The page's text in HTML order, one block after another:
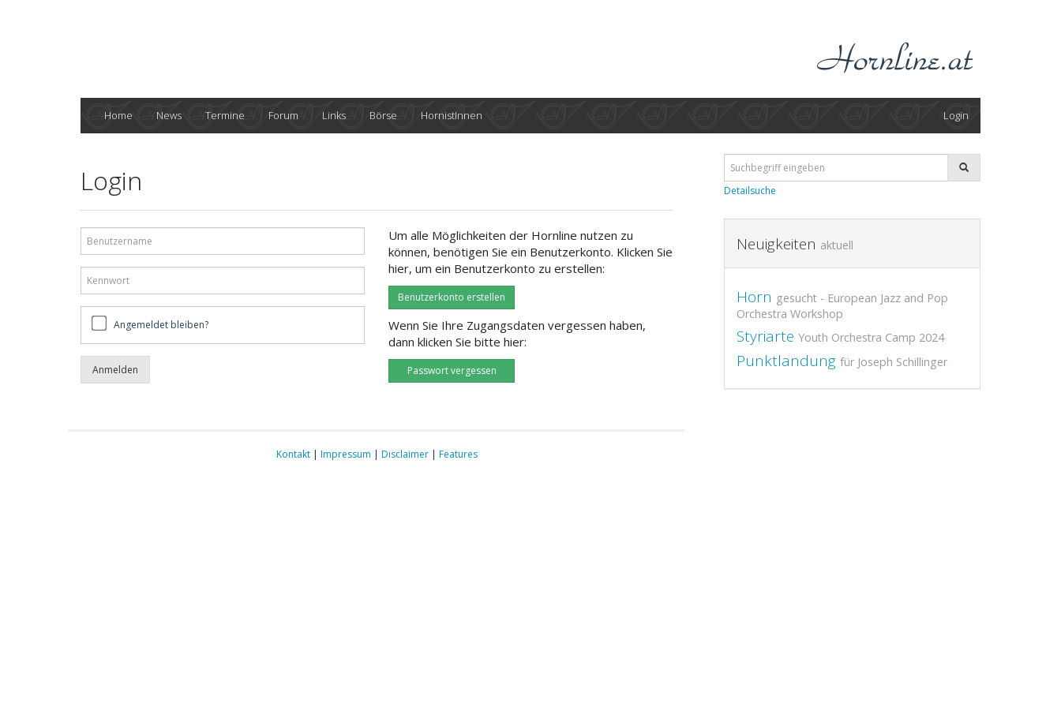
Home News Termine Forum Links Börse HornistInnen Login
Login
bleiben?Angemeldet bleiben?
Um alle Möglichkeiten der Hornline nutzen zu
können, benötigen Sie ein Benutzerkonto. Klicken Sie
hier, um ein Benutzerkonto zu erstellen:
Benutzerkonto erstellen
Wenn Sie Ihre Zugangsdaten vergessen haben,
dann klicken Sie bitte hier:
Passwort vergessen
Detailsuche
Neuigkeiten aktuell
Horn gesucht - European Jazz and Pop
Orchestra Workshop
Styriarte Youth Orchestra Camp 2024
Punktlandung für Joseph Schillinger
Kontakt| Impressum | Disclaimer| Features